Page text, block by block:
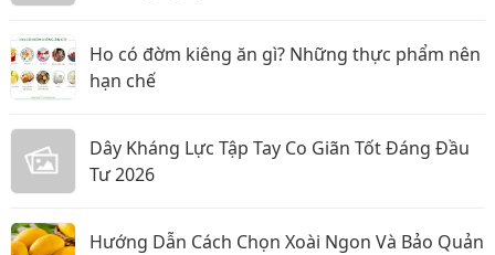
Ho có đờm kiêng ăn gì? Những thực phẩm nên
hạn chế
Dây Kháng Lực Tập Tay Co Giãn Tốt Đáng Đầu
Tư 2026
Hướng Dẫn Cách Chọn Xoài Ngon Và Bảo Quản